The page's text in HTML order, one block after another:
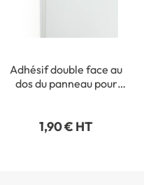
Adhésif double face au
dos du panneau pour
1,90 € HT